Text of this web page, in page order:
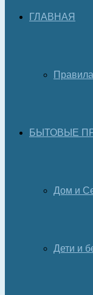
ГЛАВНАЯ
Правила
БЫТОВЫЕ
Дом и
Дети и